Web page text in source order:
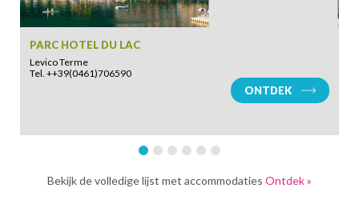
PARC HOTEL DU LAC
Levico Terme
Tel. ++39(0461)706590
ONTDEK
Bekijk de volledige lijst met accommodaties Ontdek »